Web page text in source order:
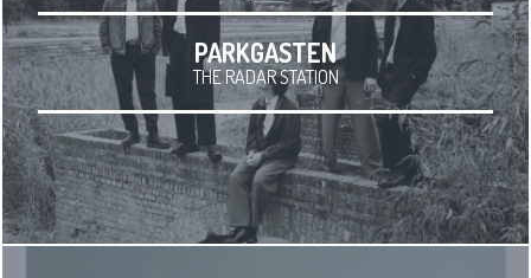
PARKGASTEN
THE RADAR STATION